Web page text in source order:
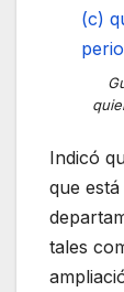
Indicó
que
tales